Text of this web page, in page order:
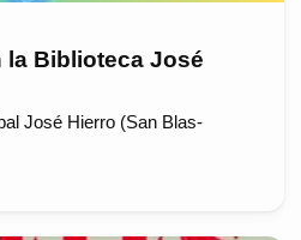
la Biblioteca José
José Hierro (San Blas-